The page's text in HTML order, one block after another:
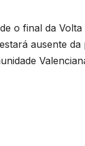
o final da
ausente